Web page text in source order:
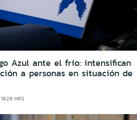
Azul ante el frío: intensifican
a personas en situación de
HRS